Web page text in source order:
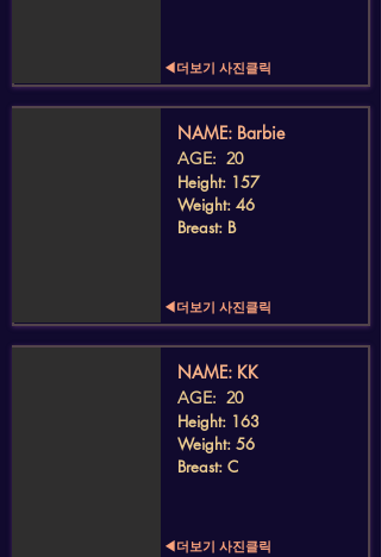
◀더보기 사진클릭
​NAME: Barbie
AGE: 20
Height: 157
Weight: 46
Breast: B
◀더보기 사진클릭
​NAME: KK
AGE: 20
Height: 163
Weight: 56
Breast: C
◀더보기 사진클릭